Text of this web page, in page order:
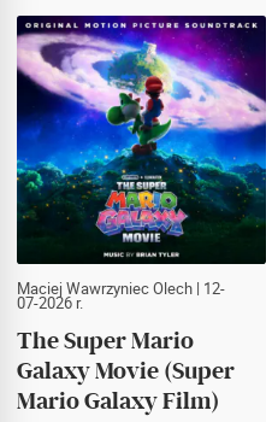
Maciej Wawrzyniec Olech | 12-
07-2026 r.
The Super Mario
Galaxy Movie (Super
Mario Galaxy Film)